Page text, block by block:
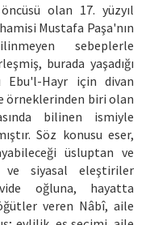
olan 17. yüzyıl
Mustafa Paşa'nın
sebeplerle
burada yaşadığı
Ebu'l-Hayr için divan
örneklerinden biri olan
bilinen ismiyle
Söz konusu eser,
üsluptan ve
siyasal eleştiriler
oğluna, hayatta
veren Nâbî, aile